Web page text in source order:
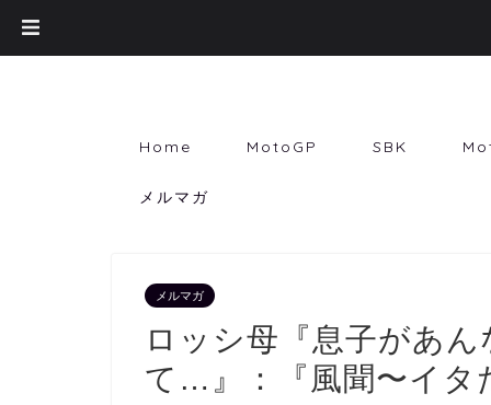
Home MotoGP SBK
メルマガ
メルマガ
ロッシ母『息子があ
て…』：『風聞〜イタ